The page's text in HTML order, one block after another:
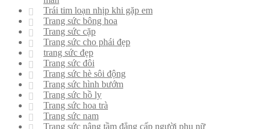
Trái tim loạn nhịp khi gặp em
Trang sức bông hoa
Trang sức cặp
Trang sức cho phái đẹp
trang sức đẹp
Trang sức đôi
Trang sức hè sôi động
Trang sức hình bướm
Trang sức hồ ly
Trang sức hoa trà
Trang sức nam
Trang sức nâng tầm đẳng cấp người phụ nữ